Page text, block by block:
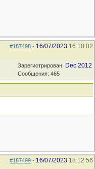
#187498 - 16/07/2023 16:10:02
Зарегистрирован: Dec 2012
Сообщения: 465
#187499 - 16/07/2023 18:12:56